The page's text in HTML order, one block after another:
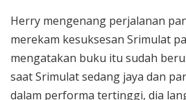
Herry mengenang perjalanan
merekam kesuksesan Srimulat
mengatakan buku itu sudah
saat Srimulat sedang jaya dan
dalam performa tertinggi, dia